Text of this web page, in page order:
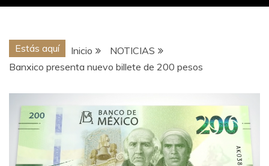
Estás aquí Inicio
NOTICIAS
Banxico presenta nuevo billete de 200 pesos